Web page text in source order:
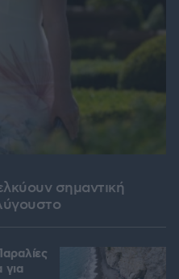
σημαντική
για